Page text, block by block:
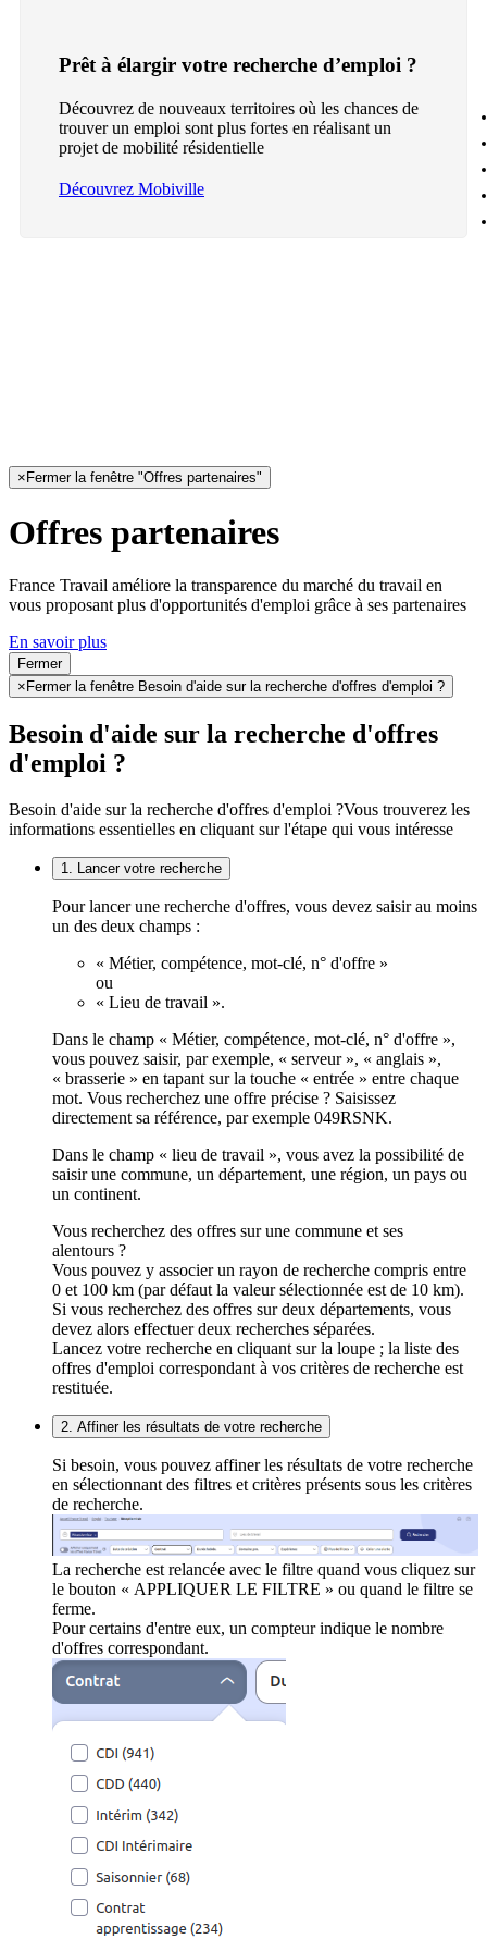
Prêt à élargir votre recherche d’emploi ?
Découvrez de nouveaux territoires où les chances de
trouver un emploi sont plus fortes en réalisant un
projet de mobilité résidentielle
Découvrez Mobiville
× Fermer la fenêtre "Offres partenaires"
Offres partenaires
France Travail améliore la transparence du marché du travail en
vous proposant plus d'opportunités d'emploi grâce à ses partenaires
En savoir plus
Fermer
× Fermer la fenêtre Besoin d'aide sur la recherche d'offres d'emploi ?
Besoin d'aide sur la recherche d'offres
d'emploi ?
Besoin d'aide sur la recherche d'offres d'emploi ?Vous trouverez les
informations essentielles en cliquant sur l'étape qui vous intéresse
1. Lancer votre recherche
Pour lancer une recherche d'offres, vous devez saisir au moins
un des deux champs :
« Métier, compétence, mot-clé, n° d'offre »
ou
« Lieu de travail ».
Dans le champ « Métier, compétence, mot-clé, n° d'offre »,
vous pouvez saisir, par exemple, « serveur », « anglais »,
« brasserie » en tapant sur la touche « entrée » entre chaque
mot. Vous recherchez une offre précise ? Saisissez
directement sa référence, par exemple 049RSNK.
Dans le champ « lieu de travail », vous avez la possibilité de
saisir une commune, un département, une région, un pays ou
un continent.
Vous recherchez des offres sur une commune et ses
alentours ?
Vous pouvez y associer un rayon de recherche compris entre
0 et 100 km (par défaut la valeur sélectionnée est de 10 km).
Si vous recherchez des offres sur deux départements, vous
devez alors effectuer deux recherches séparées.
Lancez votre recherche en cliquant sur la loupe ; la liste des
offres d'emploi correspondant à vos critères de recherche est
restituée.
2. Affiner les résultats de votre recherche
Si besoin, vous pouvez affiner les résultats de votre recherche
en sélectionnant des filtres et critères présents sous les critères
de recherche.
La recherche est relancée avec le filtre quand vous cliquez sur
le bouton « APPLIQUER LE FILTRE » ou quand le filtre se
ferme.
Pour certains d'entre eux, un compteur indique le nombre
d'offres correspondant.